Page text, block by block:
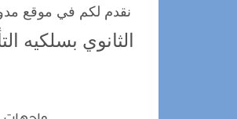
نقدم لكم في موقع